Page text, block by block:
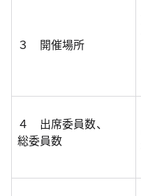
３ 開催場所
４ 出席委員数、
総委員数